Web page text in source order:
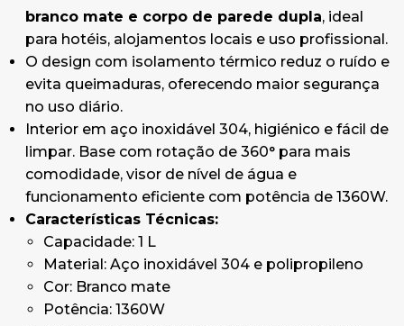
branco mate e corpo de parede dupla, ideal
para hotéis, alojamentos locais e uso profissional.
O design com isolamento térmico reduz o ruído e
evita queimaduras, oferecendo maior segurança
no uso diário.
Interior em aço inoxidável 304, higiénico e fácil de
limpar. Base com rotação de 360° para mais
comodidade, visor de nível de água e
funcionamento eficiente com potência de 1360W.
Características Técnicas:
Capacidade: 1 L
Material: Aço inoxidável 304 e polipropileno
Cor: Branco mate
Potência: 1360W